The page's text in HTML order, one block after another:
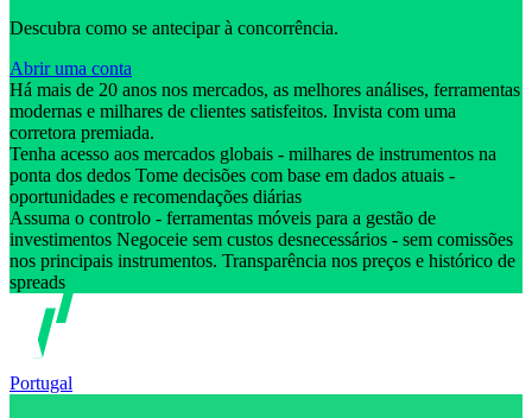
Descubra como se antecipar à concorrência.
Abrir uma conta
Há mais de 20 anos nos mercados, as melhores análises, ferramentas
modernas e milhares de clientes satisfeitos. Invista com uma
corretora premiada.
Tenha acesso aos mercados globais - milhares de instrumentos na
ponta dos dedos Tome decisões com base em dados atuais -
oportunidades e recomendações diárias
Assuma o controlo - ferramentas móveis para a gestão de
investimentos Negoceie sem custos desnecessários - sem comissões
nos principais instrumentos. Transparência nos preços e histórico de
spreads
Portugal